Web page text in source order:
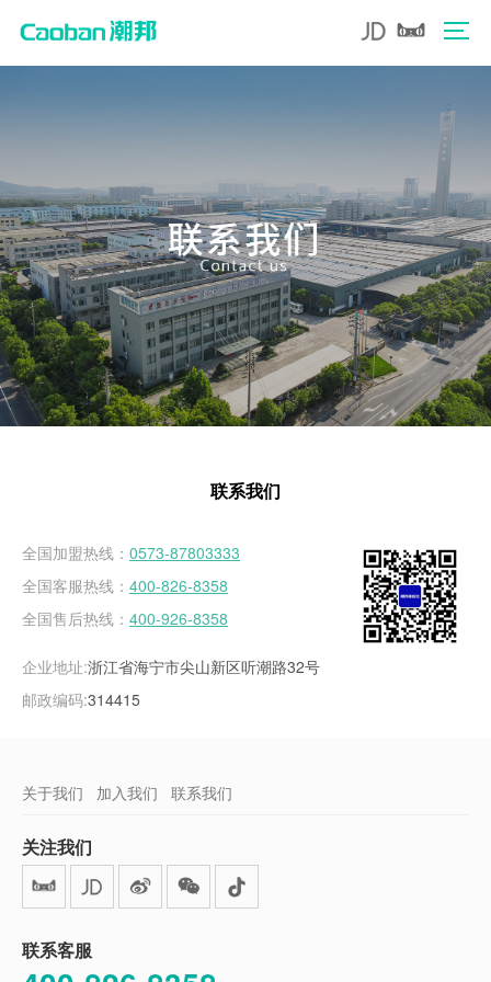
联系我们
全国加盟热线： 0573-87803333
全国客服热线： 400-826-8358
全国售后热线： 400-926-8358
企业地址:浙江省海宁市尖山新区听潮路32号
邮政编码:314415
关于我们 加入我们 联系我们
关注我们
联系客服